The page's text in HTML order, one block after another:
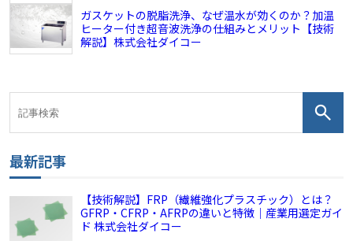
ガスケットの脱脂洗浄、なぜ温水が効くのか？加温
ヒーター付き超音波洗浄の仕組みとメリット【技術
解説】株式会社ダイコー
最新記事
【技術解説】FRP（繊維強化プラスチック）とは？
GFRP・CFRP・AFRPの違いと特徴｜産業用選定ガイ
ド 株式会社ダイコー